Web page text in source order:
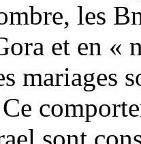
les
et en «
mariages